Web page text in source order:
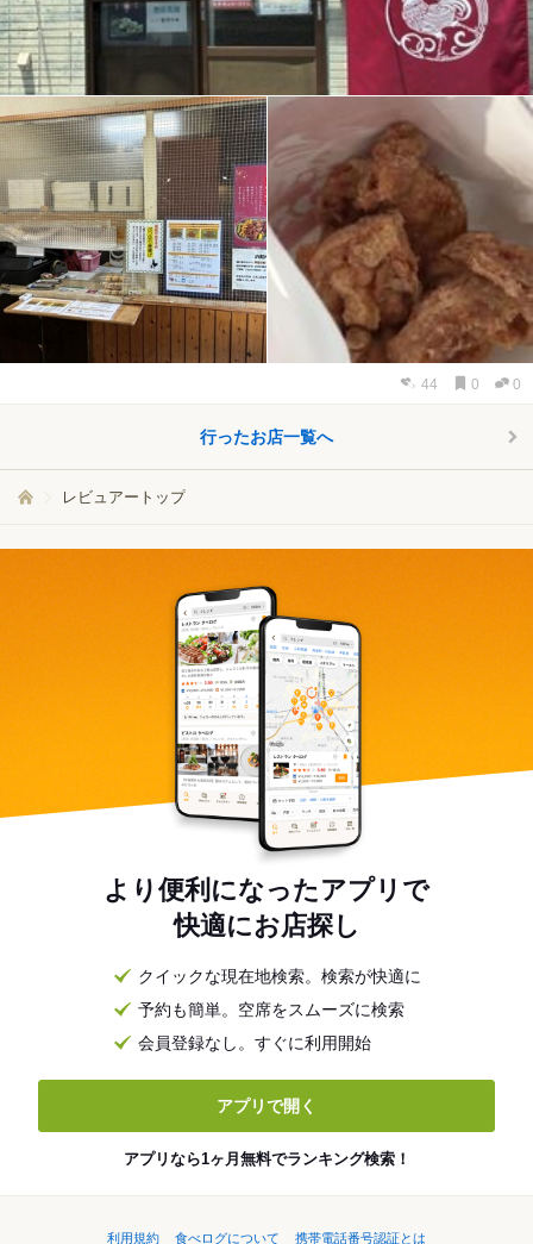
44 0 0
行ったお店一覧へ
レビュアートップ
より便利になったアプリで
快適にお店探し
クイックな現在地検索。検索が快適に
予約も簡単。空席をスムーズに検索
会員登録なし。すぐに利用開始
アプリで開く
アプリなら1ヶ月無料でランキング検索！
利用規約 食べログについて 携帯電話番号認証とは